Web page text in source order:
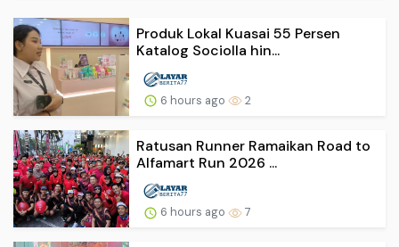
Produk Lokal Kuasai 55 Persen
Katalog Sociolla hin...
6 hours ago 2
Ratusan Runner Ramaikan Road to
Alfamart Run 2026 ...
6 hours ago 7